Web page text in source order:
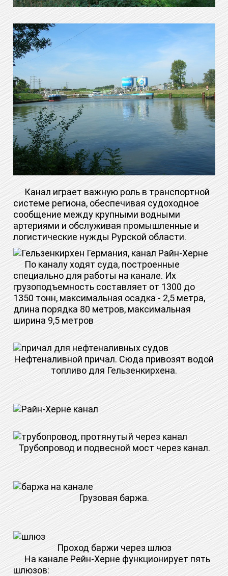
Канал играет важную роль в транспортной
системе региона, обеспечивая судоходное
сообщение между крупными водными
артериями и обслуживая промышленные и
логистические нужды Рурской области.
По каналу ходят суда, построенные
специально для работы на канале. Их
грузоподъемность составляет от 1300 до
1350 тонн, максимальная осадка - 2,5 метра,
длина порядка 80 метров, максимальная
ширина 9,5 метров
Нефтеналивной причал. Сюда привозят водой
топливо для Гельзенкирхена.
Трубопровод и подвесной мост через канал.
Грузовая баржа.
Проход баржи через шлюз
На канале Рейн-Херне функционирует пять
шлюзов: